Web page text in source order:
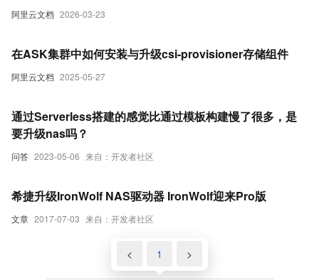
阿里云文档 2026-03-23
阿里云文档 2025-05-27
在ASK集群中如何安装与升级csi-provisioner存储组件
问答 2023-05-06 来自：开发者社区
通过Serverless搭建的感觉比通过模板构建慢了很多，是
要升级nas吗？
文章 2017-07-03 来自：开发者社区
希捷升级IronWolf NAS驱动器 IronWolf迎来Pro版
< 1 >